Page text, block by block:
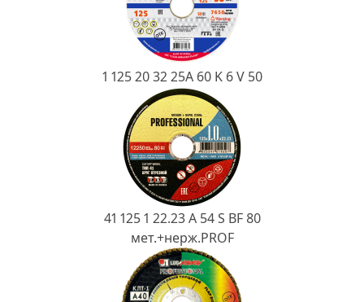
1 125 20 32 25А 60 K 6 V 50
41 125 1 22.23 A 54 S BF 80
мет.+нерж.PROF